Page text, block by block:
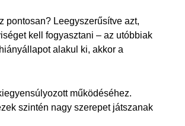
pontosan? Leegyszerűsítve azt,
kell fogyasztani – az utóbbiak
alakul ki, akkor a
működéséhez.
szintén nagy szerepet játszanak